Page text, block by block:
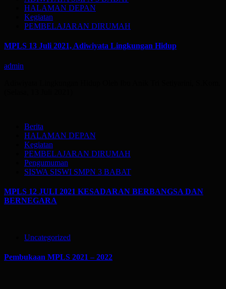
HALAMAN DEPAN
Kegiatan
PEMBELAJARAN DIRUMAH
MPLS 13 Juli 2021, Adiwiyata Lingkungan Hidup
admin
Berita
HALAMAN DEPAN
Kegiatan
PEMBELAJARAN DIRUMAH
Pengumuman
SISWA SISWI SMPN 3 BABAT
MPLS 12 JULI 2021 KESADARAN BERBANGSA DAN
BERNEGARA
Uncategorized
Pembukaan MPLS 2021 – 2022